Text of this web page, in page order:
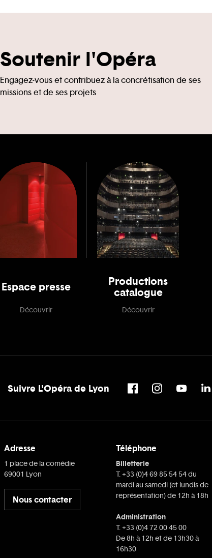
Soutenir l'Opéra
Engagez-vous et contribuez à la concrétisation de ses
missions et de ses projets
Espace presse
Découvrir
Productions
catalogue
Découvrir
Suivre L'Opéra de Lyon
Adresse
1 place de la comédie
69001 Lyon
Nous contacter
Téléphone
Billetterie
T. +33 (0)4 69 85 54 54 du
mardi au samedi (et lundis de
représentation) de 12h à 18h
Administration
T. +33 (0)4 72 00 45 00
De 8h à 12h et de 13h30 à
16h30